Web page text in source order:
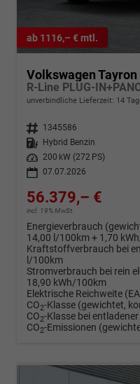
ab 1116,– € mtl.
Volkswagen Tayron
unverbindliche Lieferzeit: 14
Fahrzeugnr. 1345586
Kraftstoff
Hybrid Benzin
Leistung
200 kW (272 PS)
07.07.2026
56.379,– €
incl. 19% MwSt.
Energieverbrauch
14,00 l/100km + 1,70
Kraftstoffverbrauch bei
l/100km
Stromverbrauch bei rein
18,90 kWh/100km
Elektrische Reichweite
CO2-Klasse (gewichtet,
CO2-Klasse bei
CO2-Emissionen